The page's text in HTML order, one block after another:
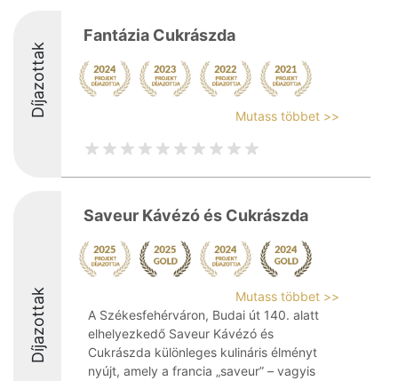
Díjazottak
Fantázia Cukrászda
Mutass többet >>
Díjazottak
Saveur Kávézó és Cukrászda
Mutass többet >>
A Székesfehérváron, Budai út 140. alatt
elhelyezkedő Saveur Kávézó és
Cukrászda különleges kulináris élményt
nyújt, amely a francia „saveur” – vagyis